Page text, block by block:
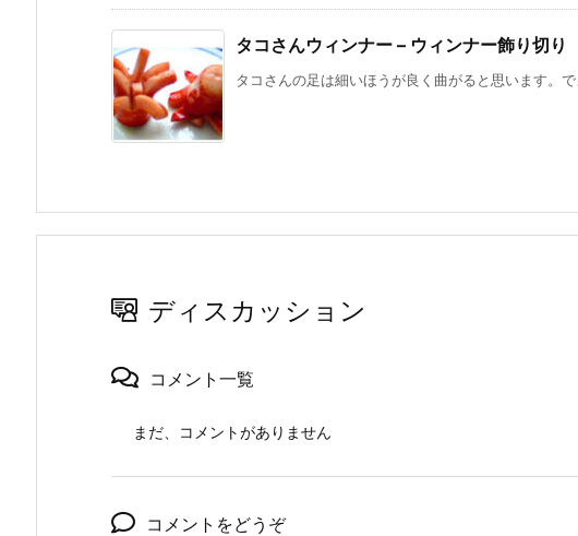
タコさんウィンナー – ウィンナー飾り切り
タコさんの足は細いほうが良く曲がると思います。
ディスカッション
コメント一覧
まだ、コメントがありません
コメントをどうぞ